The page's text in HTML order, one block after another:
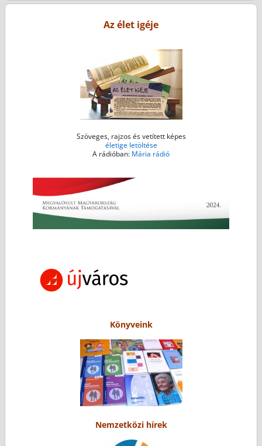
o
e
n
A
p
p
Az élet igéje
Szöveges, rajzos és vetített képes
életige letöltése
A rádióban: Mária rádió
Könyveink
Nemzetközi hírek